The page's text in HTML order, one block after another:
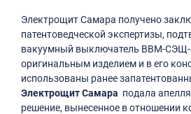
Электрощит Самара получено
патентоведческой экспертизы,
вакуумный выключатель ВВМ-СЭЩ-
оригинальным изделием и в его
использованы ранее
Электрощит Самара подала
решение, вынесенное в отношении